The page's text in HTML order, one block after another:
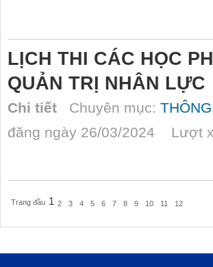
LỊCH THI CÁC HỌC
QUẢN TRỊ NHÂN LỰC
Chi tiết Chuyên mục:
đăng ngày 26/03/2024 Lượt
Trang đầu 1 2 3 4 5 6 7 8 9 10 11 12